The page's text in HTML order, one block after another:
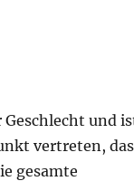
und
vertreten,
gesamte